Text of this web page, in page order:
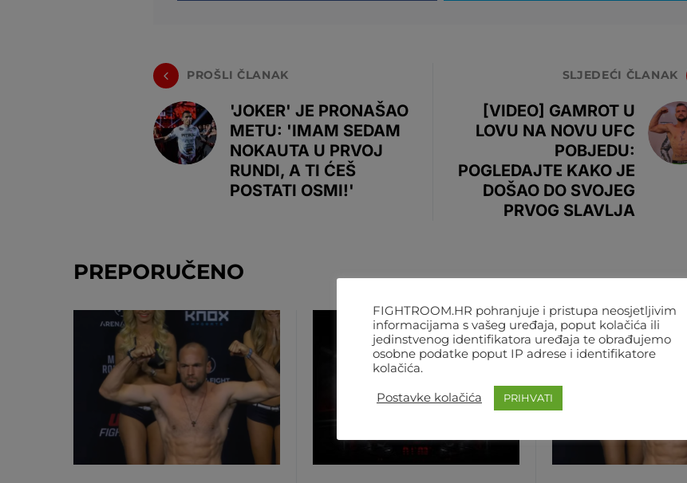
PROŠLI ČLANAK
'JOKER' JE PRONAŠAO
METU: 'IMAM SEDAM
NOKAUTA U PRVOJ
RUNDI, A TI ĆEŠ
POSTATI OSMI!'
SLJEDEĆI ČLANAK
[VIDEO] GAMROT U
LOVU NA NOVU UFC
POBJEDU:
POGLEDAJTE KAKO JE
DOŠAO DO SVOJEG
PRVOG SLAVLJA
PREPORUČENO
FIGHTROOM.HR pohranjuje i pristupa neosjetljivim
informacijama s vašeg uređaja, poput kolačića ili
jedinstvenog identifikatora uređaja te obrađujemo
osobne podatke poput IP adrese i identifikatore
kolačića.
Postavke kolačića PRIHVATI